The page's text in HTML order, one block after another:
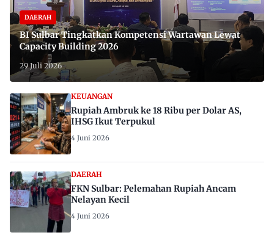
DAERAH
BI Sulbar Tingkatkan Kompetensi Wartawan Lewat
Capacity Building 2026
29 Juli 2026
KEUANGAN
Rupiah Ambruk ke 18 Ribu per Dolar AS,
IHSG Ikut Terpukul
4 Juni 2026
DAERAH
FKN Sulbar: Pelemahan Rupiah Ancam
Nelayan Kecil
4 Juni 2026